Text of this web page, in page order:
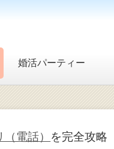
婚活パーティー
電話） を完全攻略